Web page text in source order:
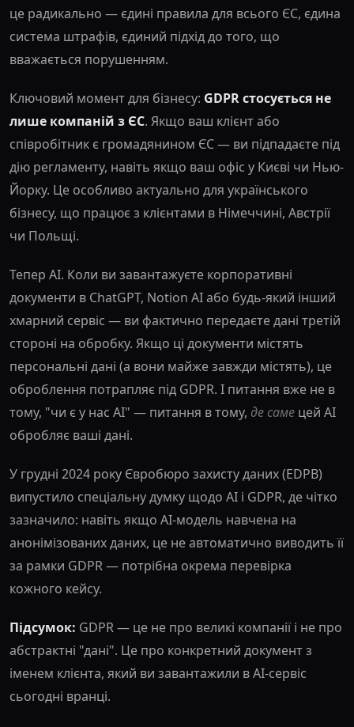
це радикально — єдині правила для всього ЄС, єдина
система штрафів, єдиний підхід до того, що
вважається порушенням.
Ключовий момент для бізнесу: GDPR стосується не
лише компаній з ЄС. Якщо ваш клієнт або
співробітник є громадянином ЄС — ви підпадаєте під
дію регламенту, навіть якщо ваш офіс у Києві чи Нью-
Йорку. Це особливо актуально для українського
бізнесу, що працює з клієнтами в Німеччині, Австрії
чи Польщі.
Тепер AI. Коли ви завантажуєте корпоративні
документи в ChatGPT, Notion AI або будь-який інший
хмарний сервіс — ви фактично передаєте дані третій
стороні на обробку. Якщо ці документи містять
персональні дані (а вони майже завжди містять), це
оброблення потрапляє під GDPR. І питання вже не в
тому, "чи є у нас AI" — питання в тому, де саме цей AI
обробляє ваші дані.
У грудні 2024 року Євробюро захисту даних (EDPB)
випустило спеціальну думку щодо AI і GDPR, де чітко
зазначило: навіть якщо AI-модель навчена на
анонімізованих даних, це не автоматично виводить її
за рамки GDPR — потрібна окрема перевірка
кожного кейсу.
Підсумок: GDPR — це не про великі компанії і не про
абстрактні "дані". Це про конкретний документ з
іменем клієнта, який ви завантажили в AI-сервіс
сьогодні вранці.